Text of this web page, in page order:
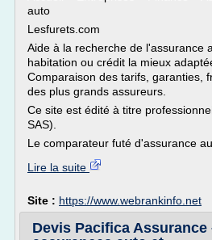
auto
Lesfurets.com
Aide à la recherche de l'assurance
habitation ou crédit la mieux
Comparaison des tarifs, garanties,
des plus grands assureurs.
Ce site est édité à titre
SAS).
Le comparateur futé d'assurance
Lire la suite
Site : https://www.webrankinfo.net
Devis Pacifica Assurance